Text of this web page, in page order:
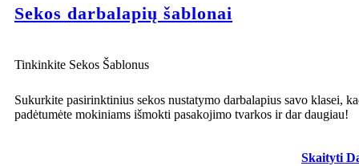
Sekos darbalapių šablonai
Tinkinkite Sekos Šablonus
Sukurkite pasirinktinius sekos nustatymo darbalapius savo klasei,
padėtumėte mokiniams išmokti pasakojimo tvarkos ir dar daugiau!
Skaityti